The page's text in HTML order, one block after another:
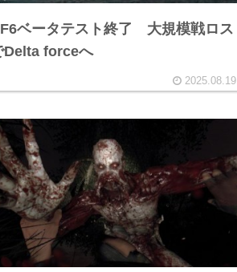
ベータテスト終了 大規模戦ロス
Delta forceへ
2025.08.19